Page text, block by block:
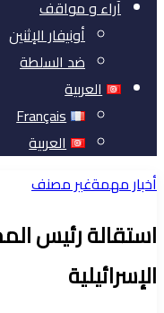
آراء و مواقف
أونيفار الإثنين
ضد السلطة
العربية
Français
العربية
أخبار مهمةغير مصنف
استقالة رئيس
الإسرائيلية